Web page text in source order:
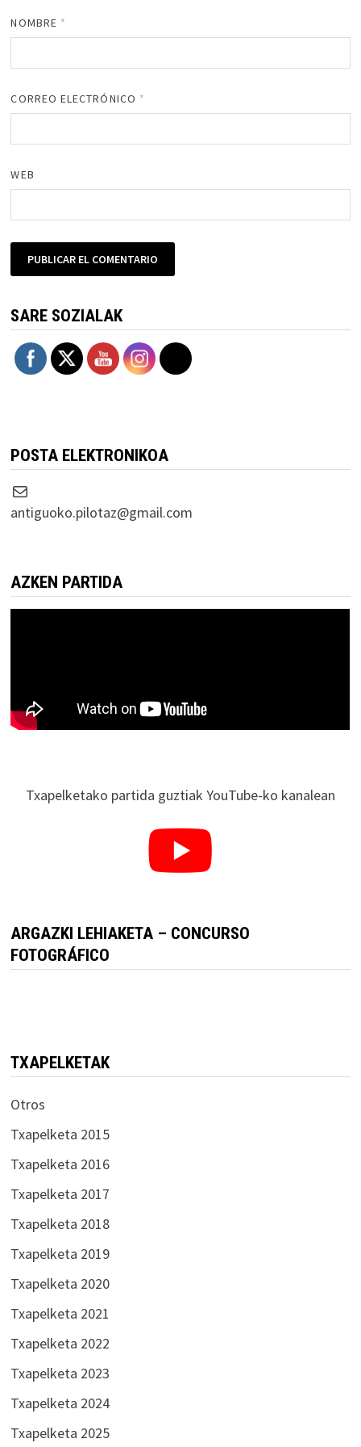
NOMBRE *
CORREO ELECTRÓNICO *
WEB
SARE SOZIALAK
POSTA ELEKTRONIKOA
Correo electrónico
antiguoko.pilotaz@gmail.com
AZKEN PARTIDA
Txapelketako partida guztiak YouTube-ko kanalean
ARGAZKI LEHIAKETA – CONCURSO
FOTOGRÁFICO
TXAPELKETAK
Otros
Txapelketa 2015
Txapelketa 2016
Txapelketa 2017
Txapelketa 2018
Txapelketa 2019
Txapelketa 2020
Txapelketa 2021
Txapelketa 2022
Txapelketa 2023
Txapelketa 2024
Txapelketa 2025